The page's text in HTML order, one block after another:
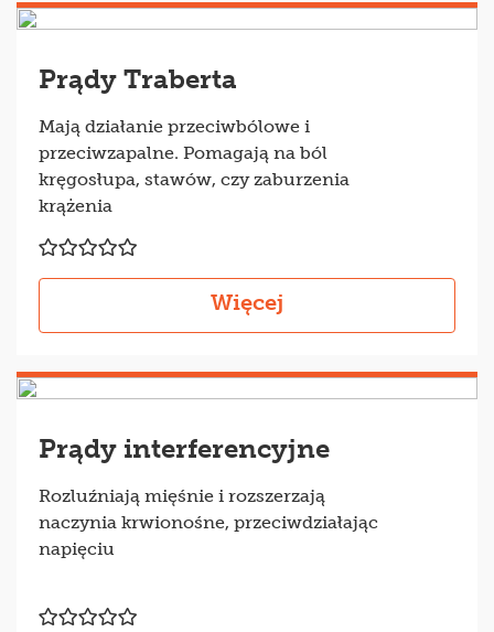
Prądy Traberta
Mają działanie przeciwbólowe i
przeciwzapalne. Pomagają na ból
kręgosłupa, stawów, czy zaburzenia
krążenia
Więcej
Prądy interferencyjne
Rozluźniają mięśnie i rozszerzają
naczynia krwionośne, przeciwdziałając
napięciu